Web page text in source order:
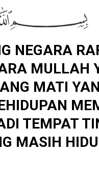
NEGARA
MULLAH
MATI
TEMPAT
MASIH